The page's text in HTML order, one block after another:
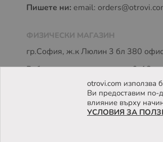
Пишете ни: email:
ФИЗИЧЕСКИ МАГАЗИН
гр.София, ж.к Люлин 3 бл 380
Работно време: пон - петък 9-18
otrovi.com използва
Ви предоставим по-
влияние върху
УСЛОВИЯ ЗА